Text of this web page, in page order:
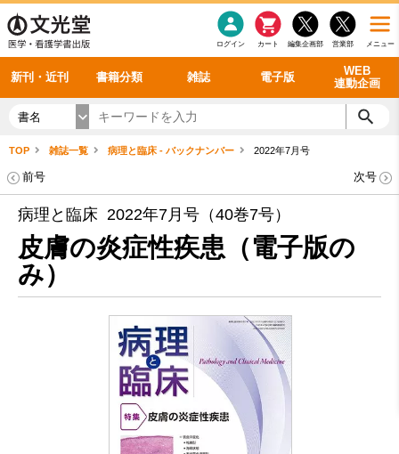
メニュー
営業部
編集企画部
カート
ログイン
新刊・近刊 書籍分類 雑誌 電子版
WEB
連動企画
感染症 老年医学
看護・介護
呼吸器
循環器
シリーズ一覧
雑誌投稿規定
理学療法
雑誌案内・年間購読 最新号 バックナンバー
電子書籍
電子雑誌
書籍「データに基づく臨床動作分析」WEB動画
書籍「眼手術学」WEB動画
書籍「神経症候学 II 改訂第二版」 WEB動画
新刊一覧
今後の発行予定
書名
TOP 雑誌一覧 病理と臨床 - バックナンバー 2022年7月号
前号 次号
病理と臨床 2022年7月号（40巻7号）
皮膚の炎症性疾患（電子版の
み）